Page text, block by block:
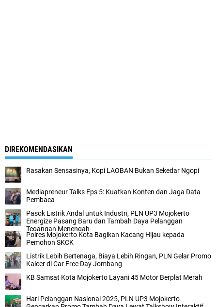
DIREKOMENDASIKAN
Rasakan Sensasinya, Kopi LAOBAN Bukan Sekedar Ngopi
Mediapreneur Talks Eps 5: Kuatkan Konten dan Jaga Data
Pembaca
Pasok Listrik Andal untuk Industri, PLN UP3 Mojokerto
Energize Pasang Baru dan Tambah Daya Pelanggan
Tegangan Menengah
Polres Mojokerto Kota Bagikan Kacang Hijau kepada
Pemohon SKCK
Listrik Lebih Bertenaga, Biaya Lebih Ringan, PLN Gelar Promo
Kalcer di Car Free Day Jombang
KB Samsat Kota Mojokerto Layani 45 Motor Berplat Merah
Hari Pelanggan Nasional 2025, PLN UP3 Mojokerto